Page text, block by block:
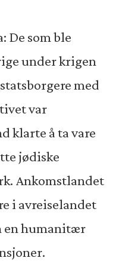
De som ble
under krigen
med
var
klarte å ta vare
jødiske
Ankomstlandet
i avreiselandet
en humanitær